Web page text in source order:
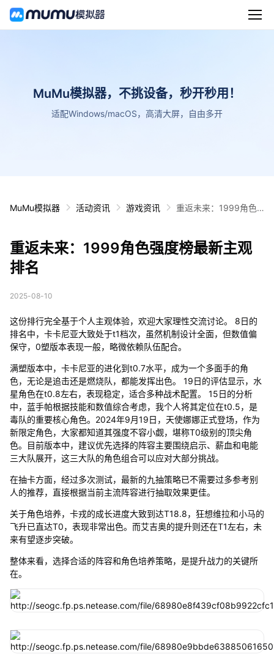
MuMu模拟器，不挑设备，秒开秒用！
适配Windows/macOS，高清大屏，自由多开
MuMu模拟器 活动资讯 游戏资讯
重返未来：1999角色
重返未来：1999角色强度榜最新主观
排名
2025-08-10
这份排行完全基于个人主观体验，欢迎大家理性交流讨论。 8日的
排名中，卡卡尼亚大致处于t1档次，虽然机制设计全面，但数值偏
保守，0塑版本表现一般，略微依赖队伍配合。
满塑版本中，卡卡尼亚的进化到t0.7水平，成为一个多面手的角
色，无论是追击还是燃烧队，都能发挥出色。 19日的评估显示，水
星角色在t0.8左右，表现稳定，适合多种战术配置。 15日的分析
中，蓝手帕根据技能和数值综合考虑，我个人将其定位在t0.5，是
毒队的重要核心角色。2024年9月19日，天使娜娜正式登场，作为
新限定角色，大家都知道其强度不容小觑，堪称T0级别的顶尖角
色。目前版本中，建议优先选择的阵容主要围绕启示、薪血和电能
三大队展开，这三大队的角色组合可以应对大部分挑战。
在抽卡方面，经过多次测试，最新的九抽策略已不需要过多参考别
人的推荐，直接根据当前主流阵容进行抽取效果更佳。
关于角色培养，卡戎的成长进度大致到达T18.8，狂想维拉和小马的
飞升已直达T0，表现非常出色。而艾吉奥的提升则还在T1左右，未
来有望逐步突破。
整体来看，选择合适的阵容和角色培养策略，是提升战力的关键所
在。